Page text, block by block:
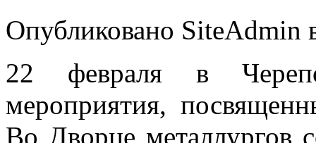
Опубликовано SiteAdmin
22 февраля в
мероприятия,
Во Дворце металлургов